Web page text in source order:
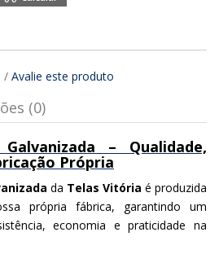
/ Avalie este produto
(0)
– Qualidade,
Própria
da Telas Vitória é produzida
própria fábrica, garantindo um
economia e praticidade na